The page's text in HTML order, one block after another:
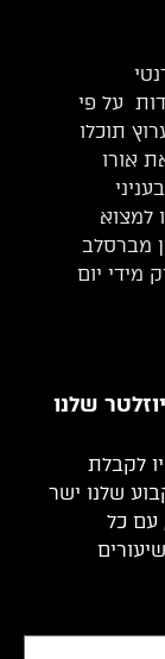
על פי
תוכלו
אורו
למצוא
מברסלב
מידי יום
שלנו
לקבלת
שלנו ישר
עם כל